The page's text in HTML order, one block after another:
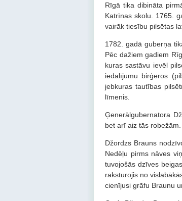
Rīgā tika dibināta
Katrīnas skolu. 1765.
vairāk tiesību pilsētas
1782. gadā guberņa
Pēc dažiem gadiem
kuras sastāvu ievēl
iedalījumu birģeros
jebkuras tautības
līmenis.
Ģenerālgubernatora
bet arī aiz tās
Džordzs Brauns
Nedēļu pirms nāves
tuvojošās dzīves
raksturojis no
cienījusi grāfu Braunu